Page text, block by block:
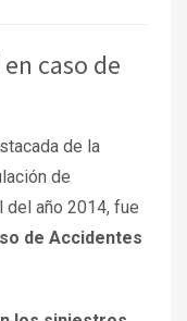
caso de
de la
de
del año 2014, fue
de Accidentes